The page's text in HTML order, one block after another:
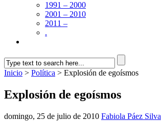
1991 – 2000
2001 – 2010
2011 –
.
Inicio > Política > Explosión de egoísmos
Explosión de egoísmos
domingo, 25 de julio de 2010 Fabiola Páez Silva